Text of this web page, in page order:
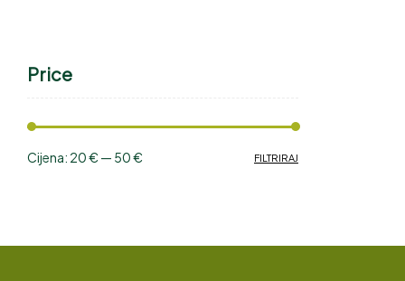
Price
FILTRIRAJ
Cijena: 20 € — 50 €